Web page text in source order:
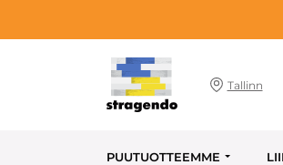
Tallinn
PUUTUOTTEEMME